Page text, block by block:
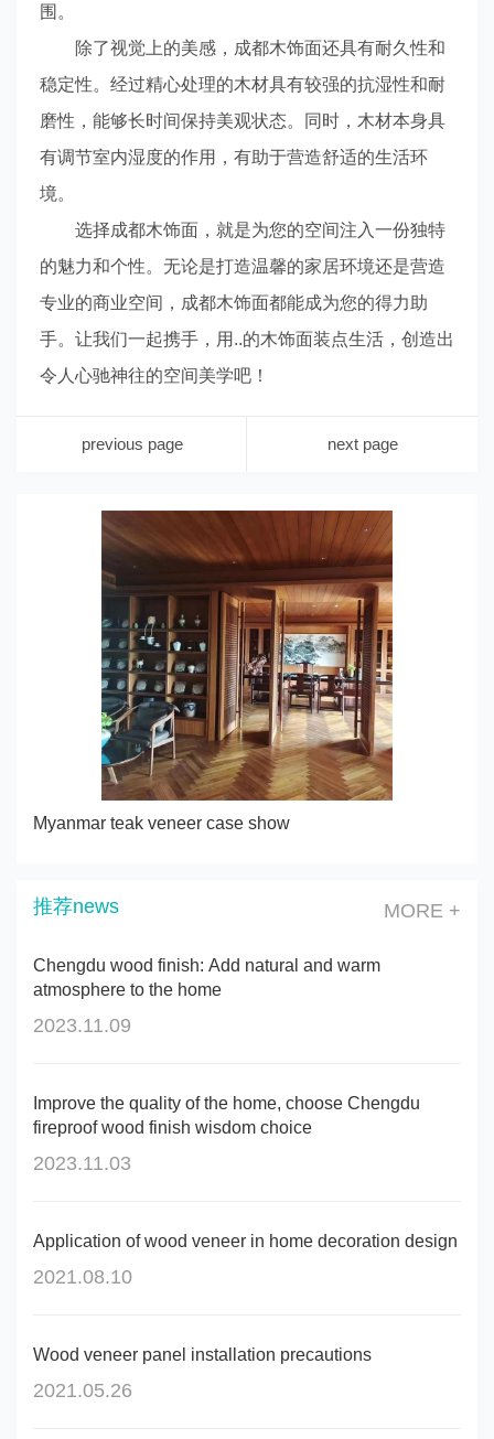
围。
除了视觉上的美感，成都木饰面还具有耐久性和
稳定性。经过精心处理的木材具有较强的抗湿性和耐
磨性，能够长时间保持美观状态。同时，木材本身具
有调节室内湿度的作用，有助于营造舒适的生活环
境。
选择成都木饰面，就是为您的空间注入一份独特
的魅力和个性。无论是打造温馨的家居环境还是营造
专业的商业空间，成都木饰面都能成为您的得力助
手。让我们一起携手，用..的木饰面装点生活，创造出
令人心驰神往的空间美学吧！
previous page next page
Myanmar teak veneer case show
推荐news MORE +
Chengdu wood finish: Add natural and warm
atmosphere to the home
2023.11.09
Improve the quality of the home, choose Chengdu
fireproof wood finish wisdom choice
2023.11.03
Application of wood veneer in home decoration design
2021.08.10
Wood veneer panel installation precautions
2021.05.26